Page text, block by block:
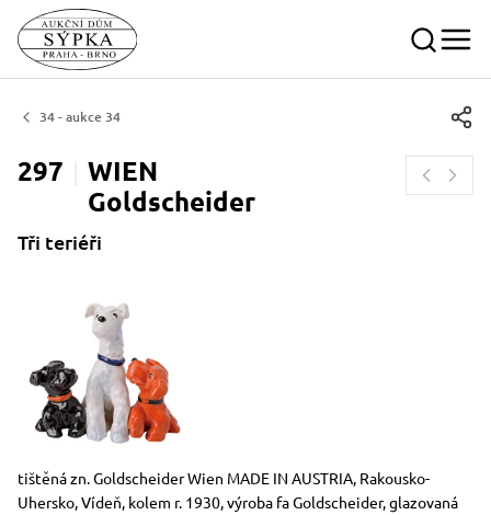
34 - aukce 34
297
WIEN
Goldscheider
Tři teriéři
Rozměry
Stručný popis předmětu
tištěná zn. Goldscheider Wien MADE IN AUSTRIA, Rakousko-
Uhersko, Vídeň, kolem r. 1930, výroba fa Goldscheider, glazovaná